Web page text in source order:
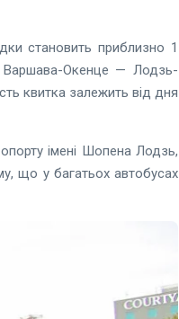
становить приблизно 1
Варшава-Окенце — Лодзь-
квитка залежить від дня
імені Шопена Лодзь,
що у багатьох автобусах